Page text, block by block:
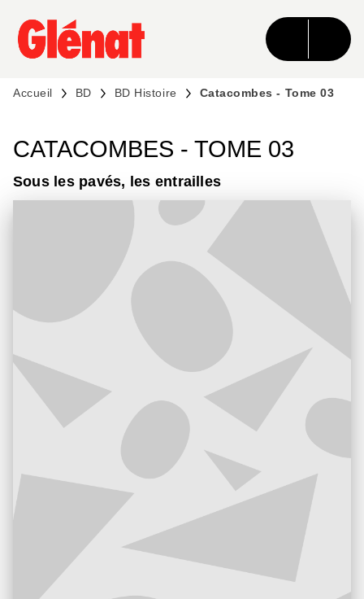
MENU RECHERCHE CONTENU
PIED DE PAGE
Accueil BD BD Histoire Catacombes - Tome 03
CATACOMBES - TOME 03
Sous les pavés, les entrailles